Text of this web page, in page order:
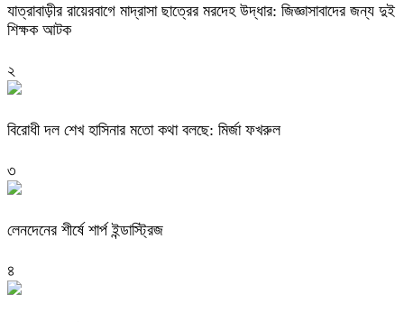
যাত্রাবাড়ীর রায়েরবাগে মাদ্রাসা ছাত্রের মরদেহ উদ্ধার: জিজ্ঞাসাবাদের জন্য দুই
শিক্ষক আটক
২
বিরোধী দল শেখ হাসিনার মতো কথা বলছে: মির্জা ফখরুল
৩
লেনদেনের শীর্ষে শার্প ইন্ডাস্ট্রিজ
৪